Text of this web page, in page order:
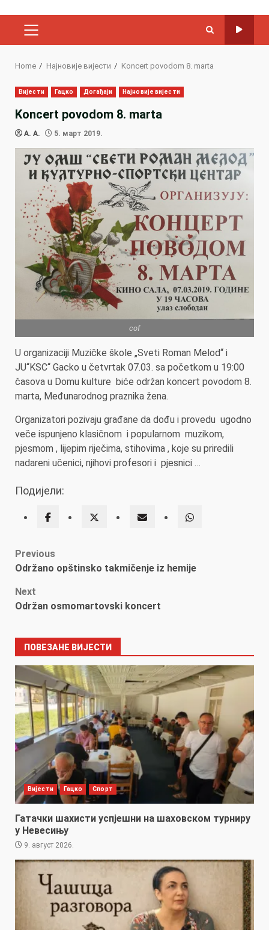
PRIMARY
Home Најновије вијести Koncert povodom 8. marta
Вијести Гацко Догађаји Најновије вијести
Koncert povodom 8. marta
A. A. 5. март 2019.
cof
U organizaciji Muzičke škole „Sveti Roman Melod“ i
JU“KSC“ Gacko u četvrtak 07.03. sa početkom u 19:00
časova u Domu kulture biće održan koncert povodom 8.
marta, Međunarodnog praznika žena.
Organizatori pozivaju građane da dođu i provedu ugodno
veče ispunjeno klasičnom i popularnom muzikom,
pjesmom , lijepim riječima, stihovima , koje su priredili
nadareni učenici, njihovi profesori i pjesnici …
Подијели:
Post
Previous
Održano opštinsko takmičenje iz hemije
Next
Održan osmomartovski koncert
ПОВЕЗАНЕ ВИЈЕСТИ
Вијести Гацко Спорт
Гатачки шахисти успјешни на шаховском турниру
у Невесињу
9. август 2026.